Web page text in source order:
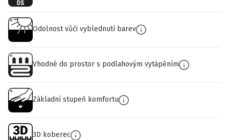
Odolnost vůči vyblednutí barev
Vhodné do prostor s podlahovým vytápěním
Základní stupeň komfortu
3D koberec